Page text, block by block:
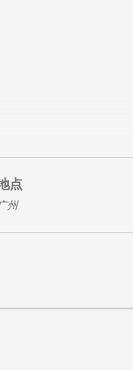
令名誉地位、经济状况出
家和商业机构广泛使用，
例如：美国斯坦福大学
识。
点
州